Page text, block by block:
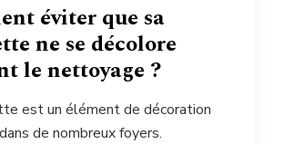
éviter que sa
ne se décolore
le nettoyage ?
est un élément de décoration
de nombreux foyers.